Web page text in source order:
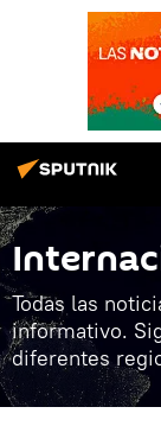
Todas las
informativo.
diferentes